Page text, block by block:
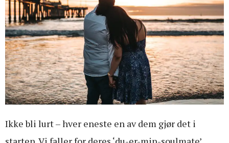
Ikke bli lurt – hver eneste en av dem gjør det i